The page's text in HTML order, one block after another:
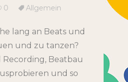
0 Allgemein
lang an Beats und
und zu tanzen?
Beatbau
und so